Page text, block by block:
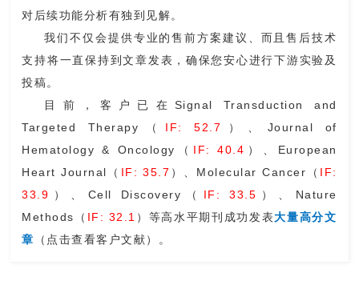
对后续功能分析有独到见解。
我们不仅会提供专业的售前方案建议、而且售后技术
支持将一直保持到文章发表，确保您安心进行下游实验及
投稿。
目前， 客户已在 Signal Transduction and
Targeted Therapy （ IF: 52.7 ）
、Journal of
Hematology & Oncology
（ IF: 40.4 ）
、European
Heart Journal
（ IF: 35.7 ） 、Molecular Cancer （ IF:
33.9 ）、Cell Discovery （ IF: 33.5 ）
、Nature
Methods
（ IF: 32.1 ） 等高水平期刊成功发表大量高分文
章
（点击查看客户文献） 。